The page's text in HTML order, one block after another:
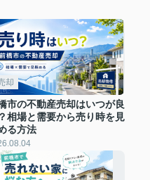
却
市の不動産売却はいつが良
相場と需要から売り時を見
る方法